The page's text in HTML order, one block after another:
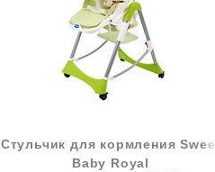
Стульчик для кормления Sweet
Baby Royal